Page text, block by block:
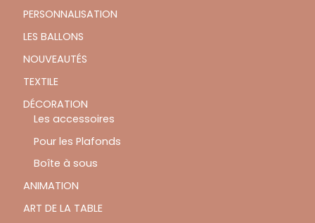
PERSONNALISATION
LES BALLONS
NOUVEAUTÉS
TEXTILE
DÉCORATION
Les accessoires
Pour les Plafonds
Boîte à sous
ANIMATION
ART DE LA TABLE